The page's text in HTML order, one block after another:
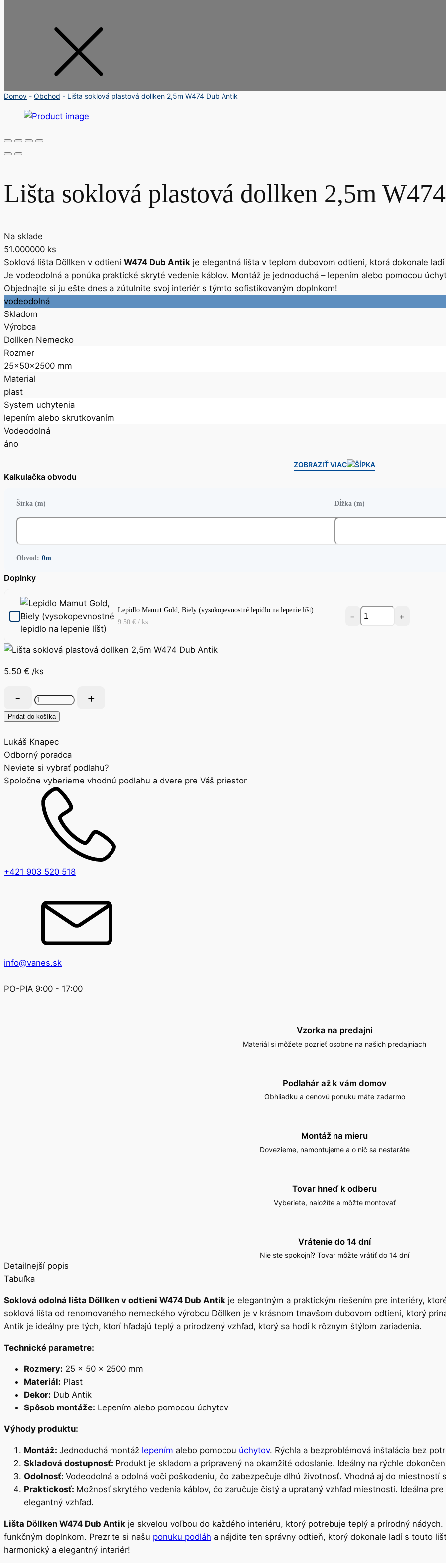
Domov - Obchod - Lišta soklová plastová dollken 2,5m W474 Dub Antik
Lišta soklová plastová dollken 2,5m
Na sklade
51.000000 ks
Soklová lišta Döllken v odtieni W474 Dub Antik je elegantná lišta v teplom dubovom odtieni, ktorá dokonale
Je vodeodolná a ponúka praktické skryté vedenie káblov. Montáž je jednoduchá – lepením alebo pomocou
Objednajte si ju ešte dnes a zútulnite svoj interiér s týmto sofistikovaným doplnkom!
vodeodolná
Skladom
Výrobca
Dollken Nemecko
Rozmer
25x50x2500 mm
Material
plast
System uchytenia
lepením alebo skrutkovaním
Vodeodolná
áno
ZOBRAZIŤ VIAC
Kalkulačka obvodu
Šírka (m) Dĺžka (m)
Obvod: 0m
Doplnky
Lepidlo Mamut Gold, Biely (vysokopevnostné lepidlo na lepenie líšt)
9.50 €/ ks
− +
5.50 € /ks
množstvo
Lišta
soklová
dollken
2,5m
W474
Dub
Antik
Pridať do košíka
Lukáš Knapec
Odborný poradca
Neviete si vybrať podlahu?
Spoločne vyberieme vhodnú podlahu a dvere pre Váš priestor
+421 903 520 518
info@vanes.sk
PO-PIA 9:00 - 17:00
Vzorka na predajni
Materiál si môžete pozrieť osobne na našich predajniach
Podlahár až k vám domov
Obhliadku a cenovú ponuku máte zadarmo
Montáž na mieru
Dovezieme, namontujeme a o nič sa nestaráte
Tovar hneď k odberu
Vyberiete, naložíte a môžte montovať
Vrátenie do 14 dní
Nie ste spokojní? Tovar môžte vrátiť do 14 dní
Detailnejší popis
Tabuľka
Soklová odolná lišta Döllken v odtieni W474 Dub Antik je elegantným a praktickým riešením pre interiéry,
soklová lišta od renomovaného nemeckého výrobcu Döllken je v krásnom tmavšom dubovom odtieni, ktorý
Antik je ideálny pre tých, ktorí hľadajú teplý a prirodzený vzhľad, ktorý sa hodí k rôznym štýlom zariadenia.
Technické parametre:
Rozmery: 25 x 50 x 2500 mm
Materiál: Plast
Dekor: Dub Antik
Spôsob montáže: Lepením alebo pomocou úchytov
Výhody produktu:
Montáž: Jednoduchá montáž lepením alebo pomocou úchytov. Rýchla a bezproblémová inštalácia bez
Skladová dostupnosť: Produkt je skladom a pripravený na okamžité odoslanie. Ideálny na rýchle
Odolnosť: Vodeodolná a odolná voči poškodeniu, čo zabezpečuje dlhú životnosť. Vhodná aj do
Praktickosť: Možnosť skrytého vedenia káblov, čo zaručuje čistý a uprataný vzhľad miestnosti. Ideálna
elegantný vzhľad.
Lišta Döllken W474 Dub Antik je skvelou voľbou do každého interiéru, ktorý potrebuje teplý a prírodný
funkčným doplnkom. Prezrite si našu ponuku podláh a nájdite ten správny odtieň, ktorý dokonale ladí s touto
harmonický a elegantný interiér!